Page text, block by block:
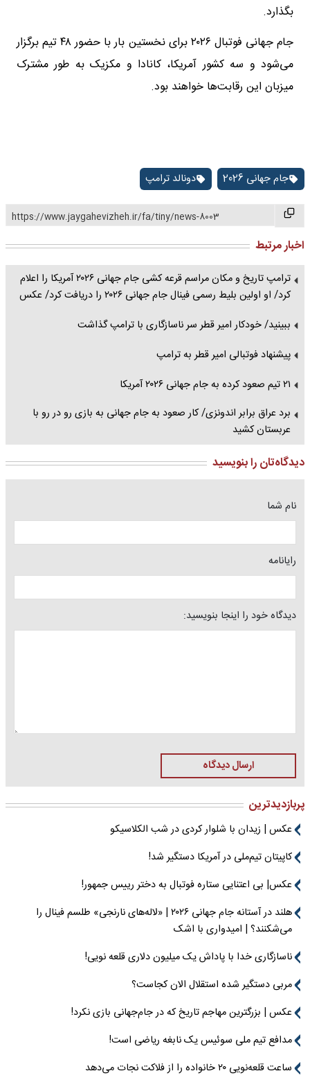
بگذارد.
جام جهانی فوتبال ۲۰۲۶ برای نخستین بار با حضور ۴۸ تیم برگزار
می‌شود و سه کشور آمریکا، کانادا و مکزیک به طور مشترک
میزبان این رقابت‌ها خواهند بود.
جام جهانی 2026 دونالد ترامپ
https://www.jaygahevizheh.ir/fa/tiny/news-8003
اخبار مرتبط
ترامپ تاریخ و مکان مراسم قرعه‌ کشی جام جهانی ۲۰۲۶ آمریکا را اعلام
کرد/ او اولین بلیط رسمی فینال جام جهانی ۲۰۲۶ را دریافت کرد/ عکس
ببینید/ خودکار امیر قطر سر ناسازگاری با ترامپ گذاشت
پیشنهاد فوتبالی امیر قطر به ترامپ
۲۱ تیم صعود کرده به جام جهانی ۲۰۲۶ آمریکا
برد عراق برابر اندونزی/ کار صعود به جام جهانی به بازی رو در رو با
عربستان کشید
دیدگاه‌تان را بنویسید
نام شما
رایانامه
دیدگاه خود را اینجا بنویسید:
ارسال دیدگاه
پربازدیدترین
عکس | زیدان با شلوار کردی در شب الکلاسیکو
کاپیتان تیم‌ملی در آمریکا دستگیر شد!
عکس| بی اعتنایی ستاره فوتبال به دختر رییس جمهور!
هلند در آستانه جام جهانی ۲۰۲۶ | «لاله‌های نارنجی» طلسم فینال را
می‌شکنند؟ | امیدواری با اشک
ناسازگاری خدا با پاداش یک میلیون دلاری قلعه نویی!
مربی دستگیر شده استقلال الان کجاست؟
عکس | بزرگترین مهاجم تاریخ که در جام‌جهانی بازی نکرد!
مدافع تیم ملی سوئیس یک نابغه ریاضی است!
ساعت قلعه‌نویی ۲۰ خانواده را از فلاکت نجات می‌دهد